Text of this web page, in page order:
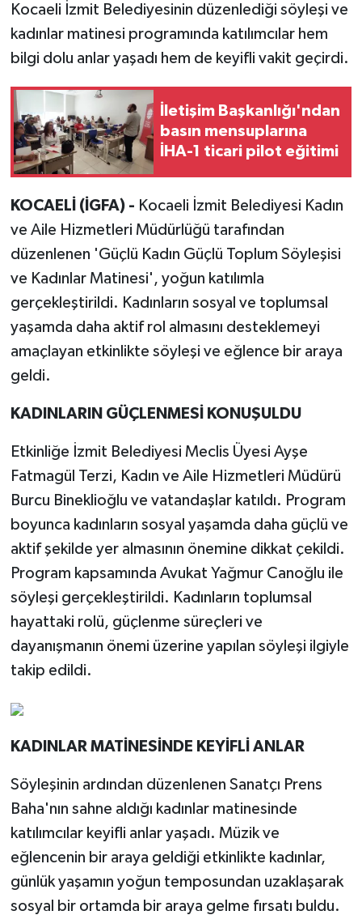
Kocaeli İzmit Belediyesinin düzenlediği söyleşi ve
kadınlar matinesi programında katılımcılar hem
bilgi dolu anlar yaşadı hem de keyifli vakit geçirdi.
İletişim Başkanlığı'ndan
basın mensuplarına
İHA-1 ticari pilot eğitimi
KOCAELİ (İGFA) - Kocaeli İzmit Belediyesi Kadın
ve Aile Hizmetleri Müdürlüğü tarafından
düzenlenen 'Güçlü Kadın Güçlü Toplum Söyleşisi
ve Kadınlar Matinesi', yoğun katılımla
gerçekleştirildi. Kadınların sosyal ve toplumsal
yaşamda daha aktif rol almasını desteklemeyi
amaçlayan etkinlikte söyleşi ve eğlence bir araya
geldi.
KADINLARIN GÜÇLENMESİ KONUŞULDU
Etkinliğe İzmit Belediyesi Meclis Üyesi Ayşe
Fatmagül Terzi, Kadın ve Aile Hizmetleri Müdürü
Burcu Bineklioğlu ve vatandaşlar katıldı. Program
boyunca kadınların sosyal yaşamda daha güçlü ve
aktif şekilde yer almasının önemine dikkat çekildi.
Program kapsamında Avukat Yağmur Canoğlu ile
söyleşi gerçekleştirildi. Kadınların toplumsal
hayattaki rolü, güçlenme süreçleri ve
dayanışmanın önemi üzerine yapılan söyleşi ilgiyle
takip edildi.
KADINLAR MATİNESİNDE KEYİFLİ ANLAR
Söyleşinin ardından düzenlenen Sanatçı Prens
Baha'nın sahne aldığı kadınlar matinesinde
katılımcılar keyifli anlar yaşadı. Müzik ve
eğlencenin bir araya geldiği etkinlikte kadınlar,
günlük yaşamın yoğun temposundan uzaklaşarak
sosyal bir ortamda bir araya gelme fırsatı buldu.